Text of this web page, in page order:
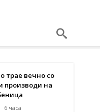
трае вечно со
производи на
6 часа